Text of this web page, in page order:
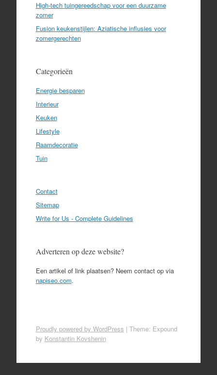
High-tech tuingereedschap voor een duurzame
zomer
Fusion keukenstijlen: Aziatische influsies voor
zomergerechten
Categorieën
Energie besparen
Interieur
Keuken
Lifestyle
Raamdecoratie
Tuin
Contact
Sitemap
Write for Us - Complete Guidelines
Adverteren op deze website?
Een artikel of link plaatsen? Neem contact op via
napiseo.com.
Proudly powered by WordPress | Theme: Expound
by Konstantin Kovshenin